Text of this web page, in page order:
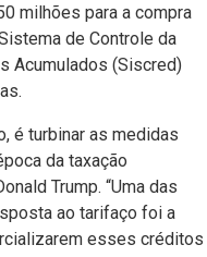
milhões para a compra
de Controle da
Acumulados (Siscred)
é turbinar as medidas
da taxação
Trump. “Uma das
ao tarifaço foi a
esses créditos